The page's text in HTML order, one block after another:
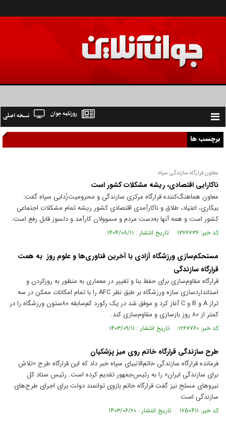
Toggle
navigation
نسخه اصلی روزنامه جوان
برچسب ها
معاون قرارگاه سازندگی سپاه:
ناکارایی اقتصادی، ریشه مشکلات کشور است
معاون هماهنگ‌کننده قرارگاه مرکزی سازندگی و محرومیت‌زُدایی سپاه گفت:
بیکاری، اعتیاد، طلاق و ناکارآمدی اقتصادی کشور ریشه تمام مشکلات اجتماعی
کشور است و همه آنها به‌دست مردم و مسوولان کارآمد و دلسوز قابل رفع است.
کد خبر: ۱۳۲۶۷۳۶ تاریخ انتشار : ۱۴۰۴/۰۸/۱۱
مستحکم‌سازی ورزشگاه آزادی با آخرین فناوری‌ها و علوم روز به همت
قرارگاه سازندگی
قرارگاه مقاوم‌سازی برای حفظ بنا و تغییر در معماری به منظور به روزکردن و
استانداردسازی سازه ورزشگاه بر طبق نظر AFC را با تمام امکانات ممکن در سه
تراز A و B و C آغاز کرد و موفق شد در یک رکورد کم‌سابقه ۸۰ستون ورزشگاه را در
کمتر از ۸۰ روز بازسازی و مقاوم‌سازی کند.
کد خبر: ۱۲۶۷۷۶۰ تاریخ انتشار : ۱۴۰۳/۰۹/۱۱
طرح سازندگی قرارگاه خاتم روی میز پزشکیان
فرمانده قرارگاه سازندگی خاتم‌الانبیای سپاه خبر داد که این قرارگاه طرح «تلاش
برای سازندگی ایران» را به رئیس‌جمهور تقدیم کرده است. رئیس ستاد کل
نیرو‌های مسلح نیز گفت قرارگاه خاتم بازوی توانمند دولت برای اجرای طرح‌های
سازندگی است
کد خبر: ۱۲۵۰۴۱۱ تاریخ انتشار : ۱۴۰۳/۰۶/۲۰